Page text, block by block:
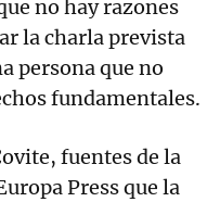
no hay razones
la charla prevista
persona que no
fundamentales.
fuentes de la
Press que la